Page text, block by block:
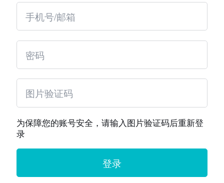
为保障您的账号安全，请输入图片验证码后重新登
录